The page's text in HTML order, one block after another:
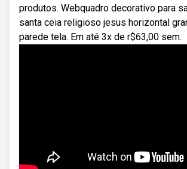
produtos. Webquadro decorativo para
santa ceia religioso jesus horizontal
parede tela. Em até 3x de r$63,00 sem.